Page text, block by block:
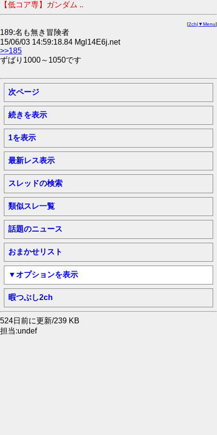
【低コア専】ガンダム ..
[2ch| ▼Menu]
189:名も無き冒険者
15/06/03 14:59:18.84 Mgl14E6j.net
>>185
ずばり1000～1050です
次ページ
続きを表示
1を表示
最新レス表示
スレッドの検索
類似スレ一覧
話題のニュース
おまかせリスト
▼オプションを表示
暇つぶし2ch
524日前に更新/239 KB
担当:undef